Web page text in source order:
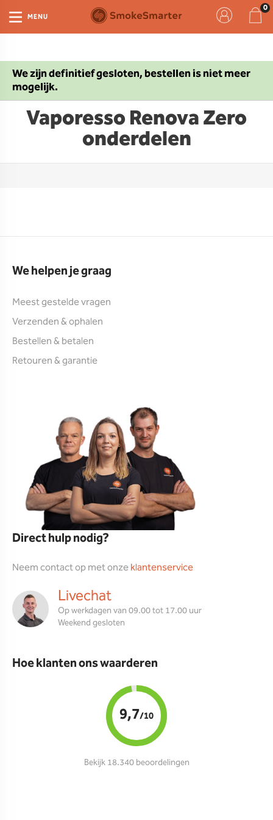
We zijn definitief gesloten, bestellen is niet meer
mogelijk.
MENU
Vaporesso Renova Zero
onderdelen
We helpen je graag
Meest gestelde vragen
Verzenden & ophalen
Bestellen & betalen
Retouren & garantie
Direct hulp nodig?
Neem contact op met onzeklantenservice
Livechat
Op werkdagen van 09.00 tot 17.00 uur
Weekend gesloten
Hoe klanten ons waarderen
9,7/10
Bekijk 18.340 beoordelingen